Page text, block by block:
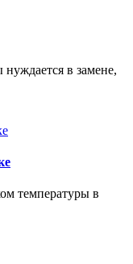
в замене,
температуры в